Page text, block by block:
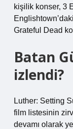
kişilik konser, 3
Grateful Dead
Batan
izlendi?
Luther: Setting
film listesinin
devamı olarak